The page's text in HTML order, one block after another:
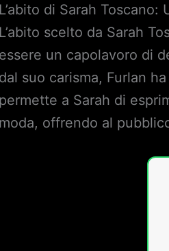
L’abito di Sarah
L’abito scelto da Sarah
essere un capolavoro di
dal suo carisma, Furlan
permette a Sarah di
moda, offrendo al